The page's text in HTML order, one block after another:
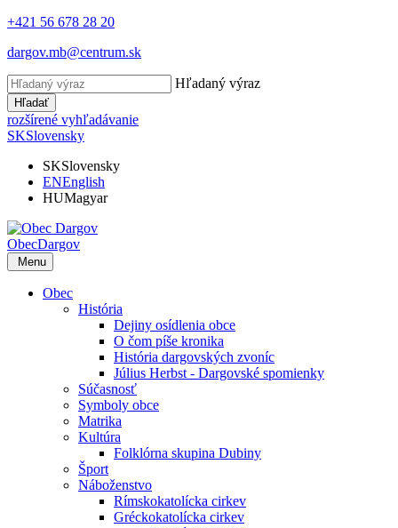
+421 56 678 28 20
dargov.mb@centrum.sk
Hľadaný výraz
Hľadať
rozšírené vyhľadávanie
SKSlovensky
SKSlovensky
ENEnglish
HUMagyar
ObecDargov
Menu
Obec
História
Dejiny osídlenia obce
O čom píše kronika
História dargovských zvoníc
Július Herbst - Dargovské spomienky
Súčasnosť
Symboly obce
Matrika
Kultúra
Folklórna skupina Dubiny
Šport
Náboženstvo
Rímskokatolícka cirkev
Gréckokatolícka cirkev